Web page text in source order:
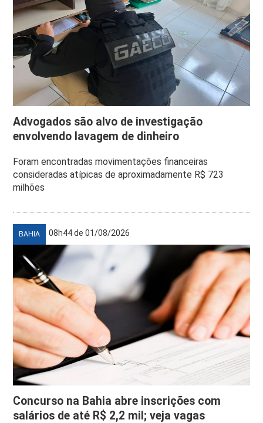
Advogados são alvo de investigação
envolvendo lavagem de dinheiro
Foram encontradas movimentações financeiras
consideradas atípicas de aproximadamente R$ 723
milhões
BAHIA 08h44 de 01/08/2026
Concurso na Bahia abre inscrições com
salários de até R$ 2,2 mil; veja vagas